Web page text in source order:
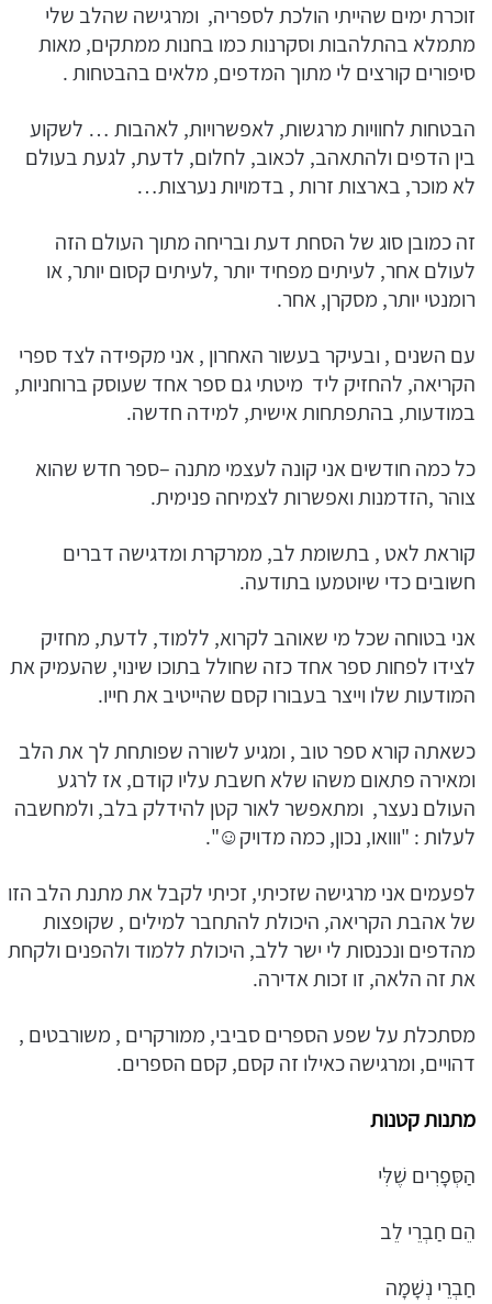
זוכרת ימים שהייתי הולכת לספריה, ומרגישה שהלב שלי
מתמלא בהתלהבות וסקרנות כמו בחנות ממתקים, מאות
סיפורים קורצים לי מתוך המדפים, מלאים בהבטחות .
הבטחות לחוויות מרגשות, לאפשרויות, לאהבות … לשקוע
בין הדפים ולהתאהב, לכאוב, לחלום, לדעת, לגעת בעולם
לא מוכר, בארצות זרות , בדמויות נערצות…
זה כמובן סוג של הסחת דעת ובריחה מתוך העולם הזה
לעולם אחר, לעיתים מפחיד יותר ,לעיתים קסום יותר, או
רומנטי יותר, מסקרן, אחר.
עם השנים , ובעיקר בעשור האחרון , אני מקפידה לצד ספרי
הקריאה, להחזיק ליד מיטתי גם ספר אחד שעוסק ברוחניות,
במודעות, בהתפתחות אישית, למידה חדשה.
כל כמה חודשים אני קונה לעצמי מתנה –ספר חדש שהוא
צוהר ,הזדמנות ואפשרות לצמיחה פנימית.
קוראת לאט , בתשומת לב, ממרקרת ומדגישה דברים
חשובים כדי שיוטמעו בתודעה.
אני בטוחה שכל מי שאוהב לקרוא, ללמוד, לדעת, מחזיק
לצידו לפחות ספר אחד כזה שחולל בתוכו שינוי, שהעמיק את
המודעות שלו וייצר בעבורו קסם שהייטיב את חייו.
כשאתה קורא ספר טוב , ומגיע לשורה שפותחת לך את הלב
ומאירה פתאום משהו שלא חשבת עליו קודם, אז לרגע
העולם נעצר, ומתאפשר לאור קטן להידלק בלב, ולמחשבה
לעלות : "ווואו, נכון, כמה מדויק☺".
לפעמים אני מרגישה שזכיתי, זכיתי לקבל את מתנת הלב הזו
של אהבת הקריאה, היכולת להתחבר למילים , שקופצות
מהדפים ונכנסות לי ישר ללב, היכולת ללמוד ולהפנים ולקחת
את זה הלאה, זו זכות אדירה.
מסתכלת על שפע הספרים סביבי, ממורקרים , משורבטים ,
דהויים, ומרגישה כאילו זה קסם, קסם הספרים.
מתנות קטנות
הַסְּפָרִים שֶׁלִּי
הֵם חַבְרֵי לֵב
חַבְרֵי נְשָׁמָה